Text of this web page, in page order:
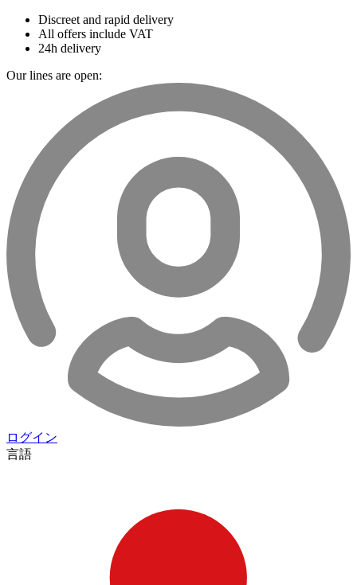
Discreet and rapid delivery
All offers include VAT
24h delivery
Our lines are open:
ログイン
言語